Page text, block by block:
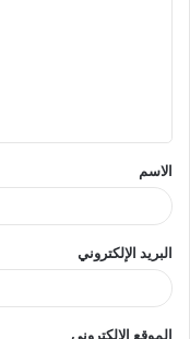
ق
*
الاسم
البريد الإلكتروني
الموقع الإلكتروني